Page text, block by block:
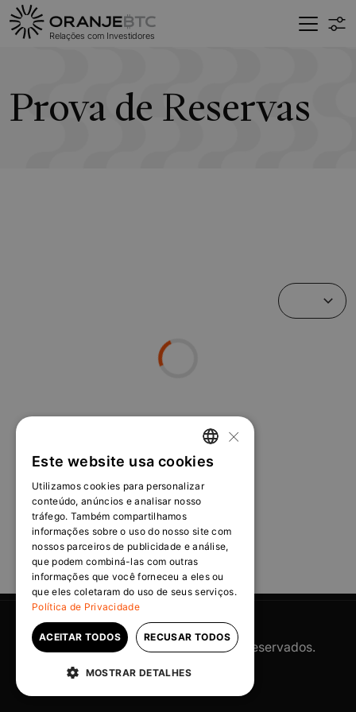
Relações com Investidores
Prova de Reservas
©2025 OranjeBTC. Todos Direitos Reservados.
PORTUGUESE
ENGLISH
×
Este website usa cookies
Utilizamos cookies para personalizar
conteúdo, anúncios e analisar nosso
tráfego. Também compartilhamos
informações sobre o uso do nosso site com
nossos parceiros de publicidade e análise,
que podem combiná-las com outras
informações que você forneceu a eles ou
que eles coletaram do uso de seus serviços.
Política de Privacidade
ACEITAR TODOS RECUSAR TODOS
MOSTRAR DETALHES